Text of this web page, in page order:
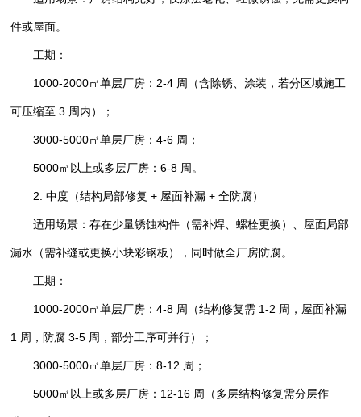
件或屋面。
工期：
1000-2000㎡单层厂房：2-4 周（含除锈、涂装，若分区域施工
可压缩至 3 周内）；
3000-5000㎡单层厂房：4-6 周；
5000㎡以上或多层厂房：6-8 周。
2. 中度（结构局部修复 + 屋面补漏 + 全防腐）
适用场景：存在少量锈蚀构件（需补焊、螺栓更换）、屋面局部
漏水（需补缝或更换小块彩钢板），同时做全厂房防腐。
工期：
1000-2000㎡单层厂房：4-8 周（结构修复需 1-2 周，屋面补漏
1 周，防腐 3-5 周，部分工序可并行）；
3000-5000㎡单层厂房：8-12 周；
5000㎡以上或多层厂房：12-16 周（多层结构修复需分层作